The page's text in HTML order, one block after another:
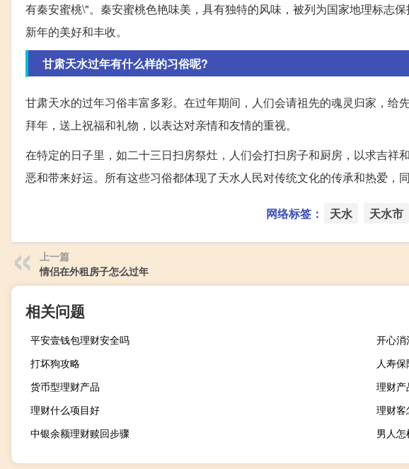
有秦安蜜桃\"。秦安蜜桃色艳味美，具有独特的风味，被列为国家地理标志
新年的美好和丰收。
甘肃天水过年有什么样的习俗呢?
甘肃天水的过年习俗丰富多彩。在过年期间，人们会请祖先的魂灵归家，给
拜年，送上祝福和礼物，以表达对亲情和友情的重视。
在特定的日子里，如二十三日扫房祭灶，人们会打扫房子和厨房，以求吉祥
恶和带来好运。所有这些习俗都体现了天水人民对传统文化的传承和热爱，
网络标签： 天水 天水市
上一篇
情侣在外租房子怎么过年
相关问题
平安壹钱包理财安全吗
开心
打坏狗攻略
人寿
货币型理财产品
理财产
理财什么项目好
理财客
中银余额理财赎回步骤
男人